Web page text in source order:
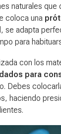
naturales que
coloca una
se adapta
para
con los
para
Debes
haciendo